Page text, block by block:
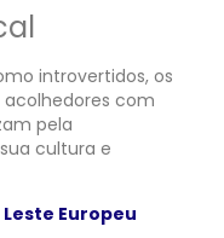
introvertidos, os
com
pela
cultura e
Europeu